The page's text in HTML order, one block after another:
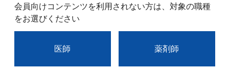
会員向けコンテンツを利用されない方は、対象の職種
をお選びください
医師 薬剤師